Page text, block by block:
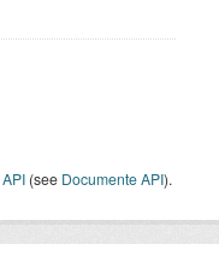
API (see Documente API).